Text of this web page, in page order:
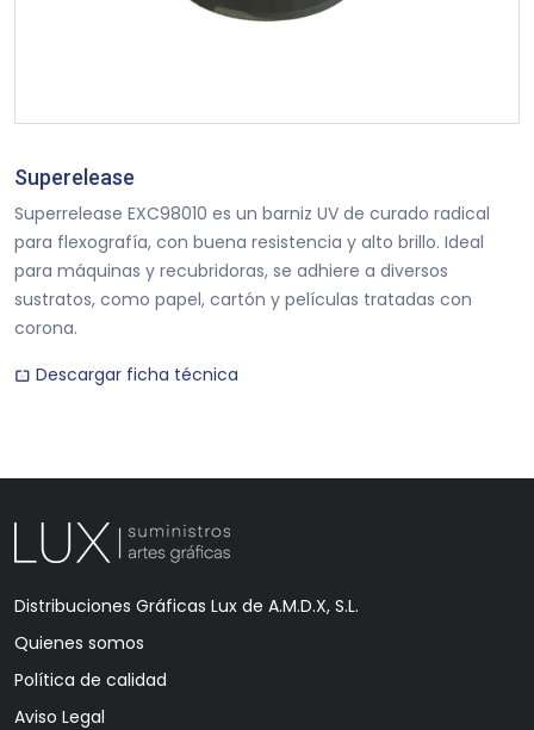
Superelease
Superrelease EXC98010 es un barniz UV de curado radical
para flexografía, con buena resistencia y alto brillo. Ideal
para máquinas y recubridoras, se adhiere a diversos
sustratos, como papel, cartón y películas tratadas con
corona.
Descargar ficha técnica
Distribuciones Gráficas Lux de A.M.D.X, S.L.
Quienes somos
Política de calidad
Aviso Legal